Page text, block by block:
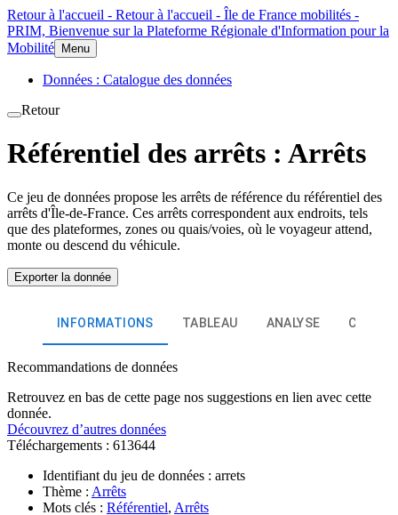
Retour à l'accueil - Retour à l'accueil - Île de France mobilités -
PRIM, Bienvenue sur la Plateforme Régionale d'Information pour la
Mobilité
Menu
Données : Catalogue des données
Retour
Référentiel des arrêts : Arrêts
Ce jeu de données propose les arrêts de référence du référentiel des
arrêts d'Île-de-France. Ces arrêts correspondent aux endroits, tels
que des plateformes, zones ou quais/voies, où le voyageur attend,
monte ou descend du véhicule.
Exporter la donnée
INFORMATIONS TABLEAU ANALYSE CARTE
Recommandations de données
Retrouvez en bas de cette page nos suggestions en lien avec cette
donnée.
Découvrez d’autres données
Téléchargements : 613644
Identifiant du jeu de données : arrets
Thème : Arrêts
Mots clés : Référentiel, Arrêts